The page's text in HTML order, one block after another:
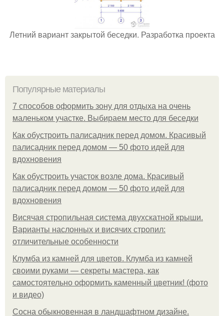
Летний вариант закрытой беседки. Разработка проекта
Популярные материалы
7 способов оформить зону для отдыха на очень
маленьком участке. Выбираем место для беседки
Как обустроить палисадник перед домом. Красивый
палисадник перед домом — 50 фото идей для
вдохновения
Как обустроить участок возле дома. Красивый
палисадник перед домом — 50 фото идей для
вдохновения
Висячая стропильная система двухскатной крыши.
Варианты наслонных и висячих стропил:
отличительные особенности
Клумба из камней для цветов. Клумба из камней
своими руками — секреты мастера, как
самостоятельно оформить каменный цветник! (фото
и видео)
Сосна обыкновенная в ландшафтном дизайне.